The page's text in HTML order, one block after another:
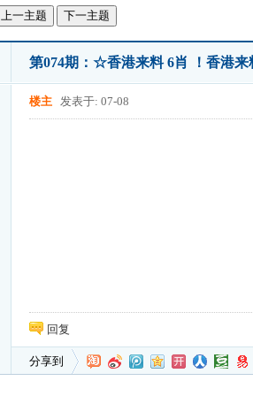
上一主题 下一主题
第074期：☆香港来料 6肖 ！香港
楼主 发表于: 07-08
回复
分享到